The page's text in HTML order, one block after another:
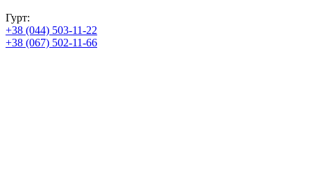
Гурт:
+38 (044) 503-11-22
+38 (067) 502-11-66